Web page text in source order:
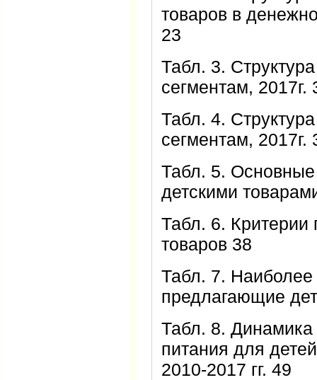
товаров в
23
Табл. 3.
сегментам, 2017г.
Табл. 4.
сегментам, 2017г.
Табл. 5.
детскими
Табл. 6. Критерии
товаров 38
Табл. 7.
предлагающие
Табл. 8. Динамика
питания для
2010-2017 гг. 49